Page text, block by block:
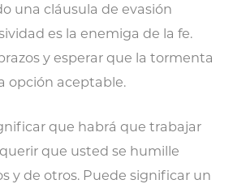
una cláusula de evasión
es la enemiga de la fe.
y esperar que la tormenta
opción aceptable.
que habrá que trabajar
que usted se humille
y de otros. Puede significar un